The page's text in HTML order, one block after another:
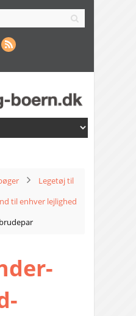
Legetøj til
til enhver lejlighed